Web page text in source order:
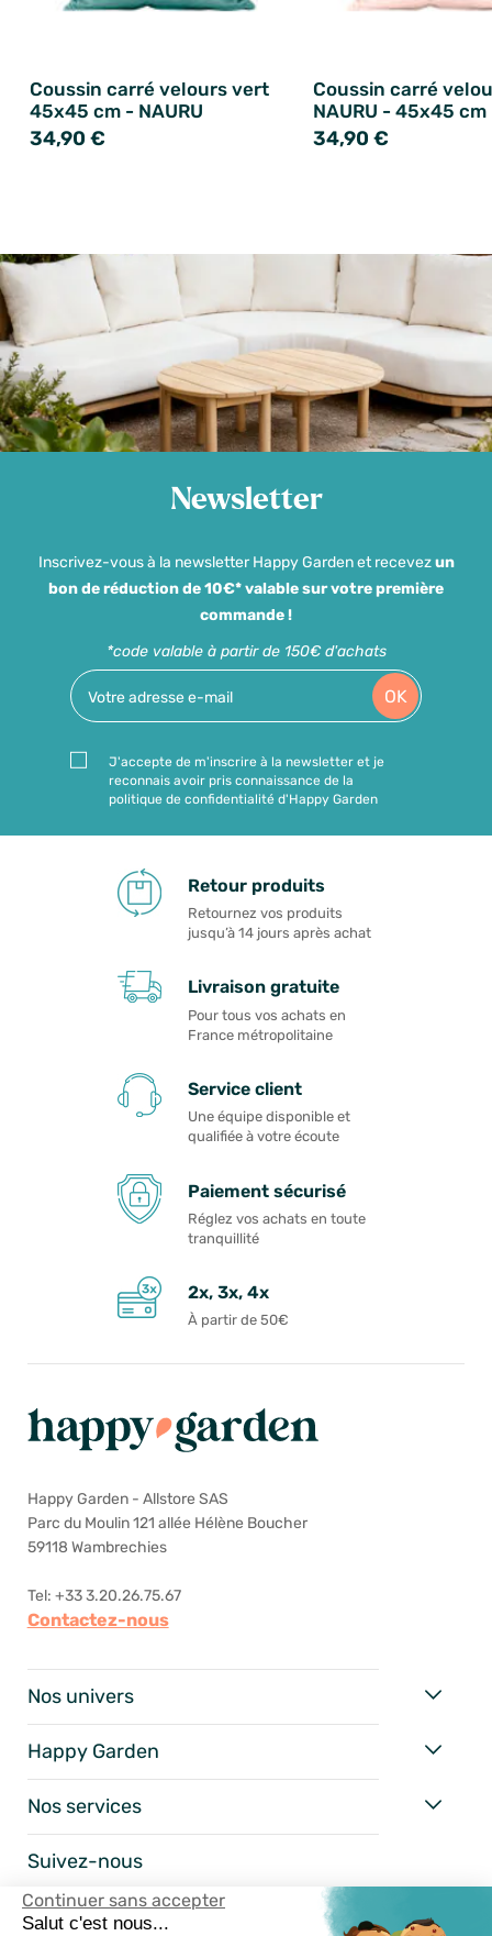
Continuer sans accepter
Salut c'est nous...
Coussin carré velours vert
45x45 cm - NAURU
34,90 €
Coussin carré
NAURU - 45x45 cm
34,90 €
Newsletter
Inscrivez-vous à la newsletter Happy Garden et recevezun
bon de réduction de 10€* valable sur votre première
commande !
*code valable à partir de 150€ d'achats
OK
J'accepte de m'inscrire à la newsletter et je
reconnais avoir pris connaissance de la
politique de confidentialité d'Happy Garden
Retour produits
Retournez vos produits
jusqu’à 14 jours après achat
Livraison gratuite
Pour tous vos achats en
France métropolitaine
Service client
Une équipe disponible et
qualifiée à votre écoute
Paiement sécurisé
Réglez vos achats en toute
tranquillité
2x, 3x, 4x
À partir de 50€
Happy Garden - Allstore SAS
Parc du Moulin 121 allée Hélène Boucher
59118 Wambrechies
Tel: +33 3.20.26.75.67
Contactez-nous
Nos univers
Happy Garden
Nos services
Suivez-nous